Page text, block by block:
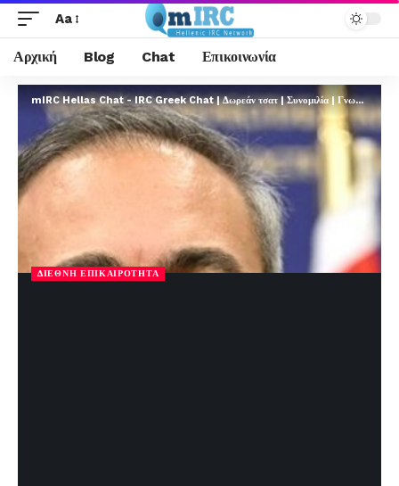
Aa
Αρχική Blog Chat Επικοινωνία
mIRC Hellas Chat - IRC Greek Chat | Δωρεάν τσατ | Συνομιλία | Γνωριμίες | FREE
ΔΙΕΘΝΉ ΕΠΙΚΑΙΡΌΤΗΤΑ